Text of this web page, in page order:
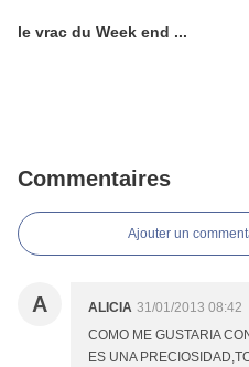
le vrac du Week end ...
Commentaires
Ajouter un
A ALICIA 31/01/2013 08:42
COMO ME GUSTARIA
ES UNA